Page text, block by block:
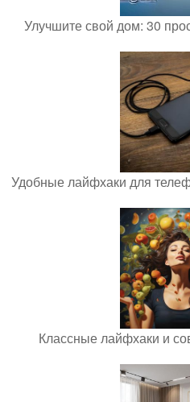
Улучшите свой дом: 30
Удобные лайфхаки для
Классные лайфхаки и